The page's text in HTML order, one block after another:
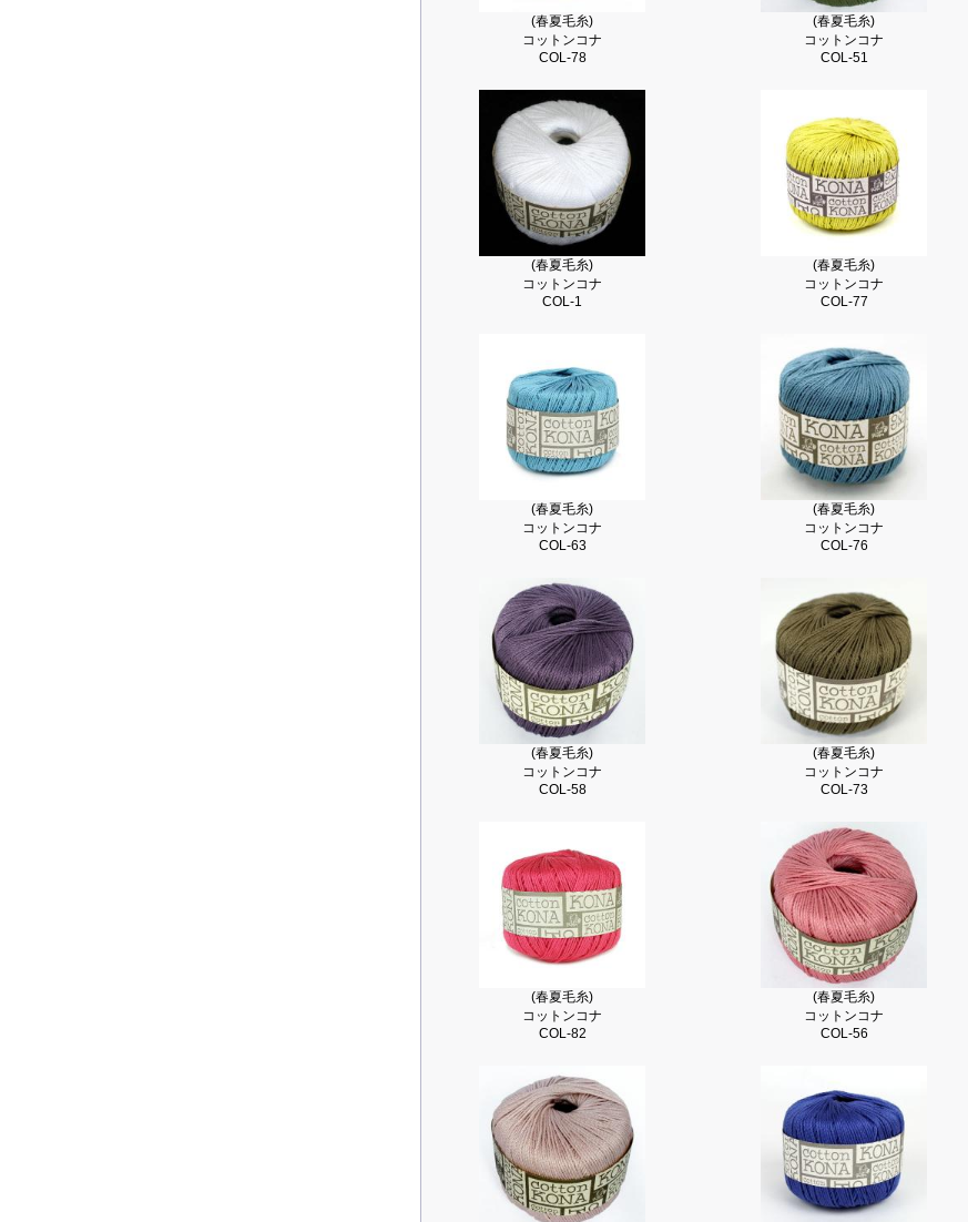
(春夏毛糸)
コットンコナ
COL-78
(春夏毛糸)
コットンコナ
COL-51
(春夏毛糸)
コットンコナ
COL-1
(春夏毛糸)
コットンコナ
COL-77
(春夏毛糸)
コットンコナ
COL-63
(春夏毛糸)
コットンコナ
COL-76
(春夏毛糸)
コットンコナ
COL-58
(春夏毛糸)
コットンコナ
COL-73
(春夏毛糸)
コットンコナ
COL-82
(春夏毛糸)
コットンコナ
COL-56